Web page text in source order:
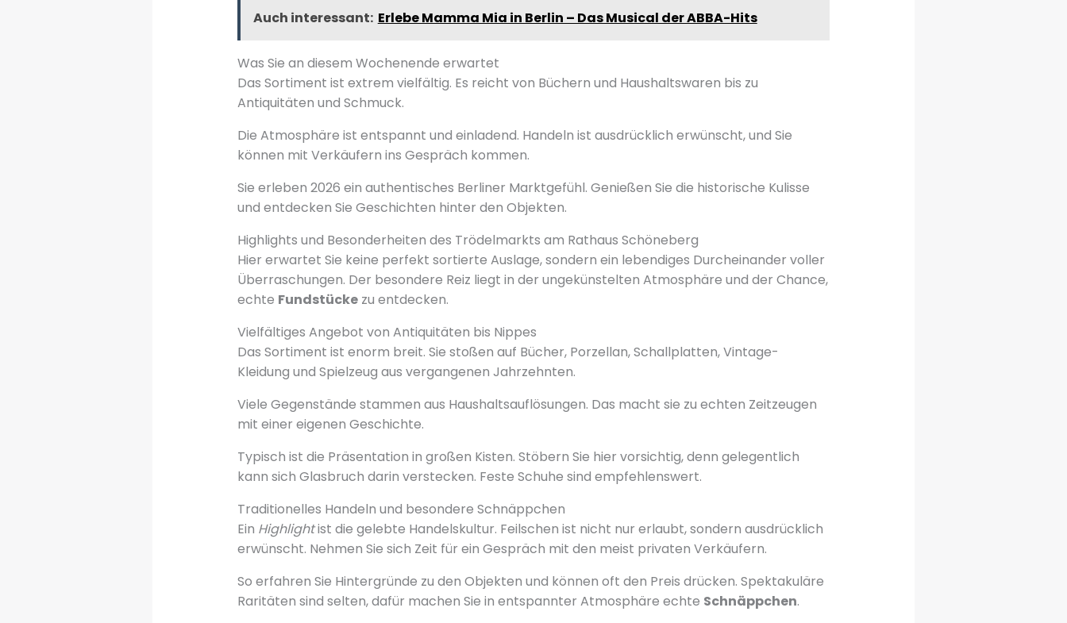
Auch interessant: Erlebe Mamma Mia in Berlin – Das Musical der ABBA-Hits
Was Sie an diesem Wochenende erwartet
Das Sortiment ist extrem vielfältig. Es reicht von Büchern und Haushaltswaren bis zu
Antiquitäten und Schmuck.
Die Atmosphäre ist entspannt und einladend. Handeln ist ausdrücklich erwünscht, und Sie
können mit Verkäufern ins Gespräch kommen.
Sie erleben 2026 ein authentisches Berliner Marktgefühl. Genießen Sie die historische Kulisse
und entdecken Sie Geschichten hinter den Objekten.
Highlights und Besonderheiten des Trödelmarkts am Rathaus Schöneberg
Hier erwartet Sie keine perfekt sortierte Auslage, sondern ein lebendiges Durcheinander voller
Überraschungen. Der besondere Reiz liegt in der ungekünstelten Atmosphäre und der Chance,
echte Fundstückezu entdecken.
Vielfältiges Angebot von Antiquitäten bis Nippes
Das Sortiment ist enorm breit. Sie stoßen auf Bücher, Porzellan, Schallplatten, Vintage-
Kleidung und Spielzeug aus vergangenen Jahrzehnten.
Viele Gegenstände stammen aus Haushaltsauflösungen. Das macht sie zu echten Zeitzeugen
mit einer eigenen Geschichte.
Typisch ist die Präsentation in großen Kisten. Stöbern Sie hier vorsichtig, denn gelegentlich
kann sich Glasbruch darin verstecken. Feste Schuhe sind empfehlenswert.
Traditionelles Handeln und besondere Schnäppchen
Ein Highlightist die gelebte Handelskultur. Feilschen ist nicht nur erlaubt, sondern ausdrücklich
erwünscht. Nehmen Sie sich Zeit für ein Gespräch mit den meist privaten Verkäufern.
So erfahren Sie Hintergründe zu den Objekten und können oft den Preis drücken. Spektakuläre
Raritäten sind selten, dafür machen Sie in entspannter Atmosphäre echte Schnäppchen.